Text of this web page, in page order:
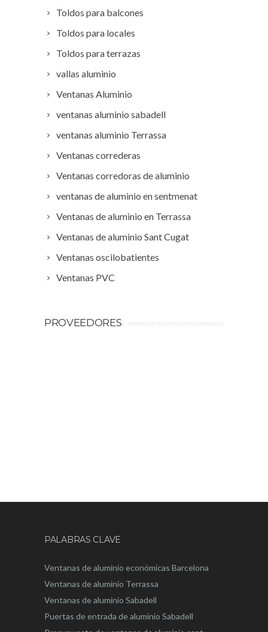
Toldos para balcones
Toldos para locales
Toldos para terrazas
vallas aluminio
Ventanas Aluminio
ventanas aluminio sabadell
ventanas aluminio Terrassa
Ventanas correderas
Ventanas corredoras de aluminio
ventanas de aluminio en sentmenat
Ventanas de aluminio en Terrassa
Ventanas de aluminio Sant Cugat
Ventanas oscilobatientes
Ventanas PVC
PROVEEDORES
PALABRAS CLAVE
Ventanas de aluminio económicas Barcelona
Ventanas de aluminio Terrassa
Ventanas de aluminio Sabadell
Puertas de entrada de aluminio Sabadell